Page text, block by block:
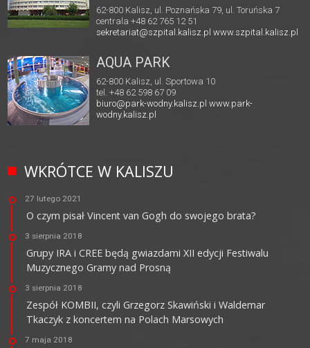
62-800 Kalisz, ul. Poznańska 79, ul. Toruńska 7
centrala +48 62 765 12 51
sekretariat@szpital.kalisz.pl www.szpital.kalisz.pl
AQUA PARK
62-800 Kalisz, ul. Sportowa 10
tel. +48 62 598 67 09
biuro@park-wodny.kalisz.pl www.park-
wodny.kalisz.pl
WKRÓTCE W KALISZU
27 lutego 2021
O czym pisał Vincent van Gogh do swojego brata?
3 sierpnia 2018
Grupy IRA i CREE będą gwiazdami XII edycji Festiwalu
Muzycznego Gramy nad Prosną
3 sierpnia 2018
Zespół KOMBII, czyli Grzegorz Skawiński i Waldemar
Tkaczyk z koncertem na Polach Marsowych
7 maja 2018